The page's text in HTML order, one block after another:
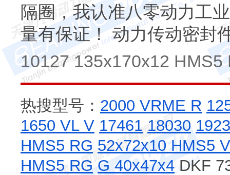
隔圈，我认准八零动力工
量有保证！ 动力传动密封
10127 135x170x12
热搜型号： 2000 VRME R
1650 VL V 17461 18030
HMS5 RG 52x72x10 HMS5 V
HMS5 RG G 40x47x4DKF